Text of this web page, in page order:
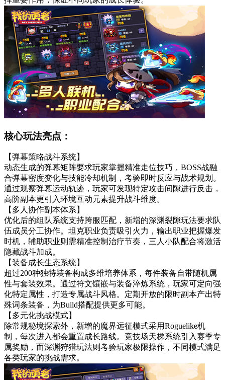
核心玩法亮点：
【弹幕策略战斗系统】
动态生成的弹幕矩阵要求玩家掌握精准走位技巧，BOSS战融
合弹幕密度变化与技能冷却机制，考验即时反应与战术规划。
通过观察弹幕运动轨迹，玩家可发现特定攻击间隙进行反击，
高阶副本更引入环境互动元素提升战斗维度。
【多人协作副本体系】
优化后的组队系统支持跨服匹配，新增的深渊裂隙玩法要求队
伍成员分工协作。坦克职业负责吸引火力，输出职业把握爆发
时机，辅助职业则需精准控制治疗节奏，三人小队配合将激活
隐藏战斗加成。
【装备成长生态系统】
超过200种独特装备构成多维培养体系，每件装备自带随机属
性与套装效果。通过符文镶嵌与装备淬炼系统，玩家可定向强
化特定属性，打造专属战斗风格。定期开放的限时副本产出特
殊词条装备，为Build搭配提供更多可能。
【多元化挑战模式】
除常规秘境探索外，新增的魔界远征模式采用Roguelike机
制，每次进入都会重置成长路线。竞技场天梯系统引入赛季专
属奖励，而深渊狩猎玩法则考验玩家极限操作，不同模式满足
各类玩家的挑战需求。